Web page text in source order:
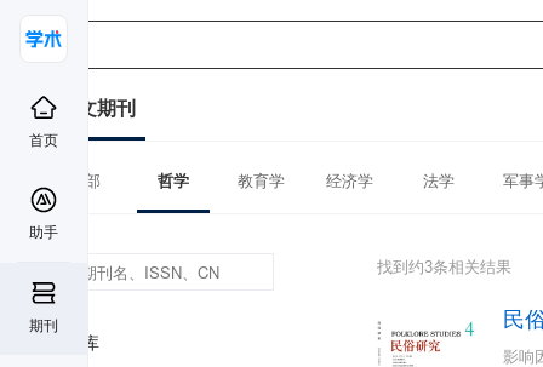
首页
助手
期刊
中文期刊
全部 哲学 教育学 经济学 法学 军事
数据库
找到约3条相关结果
民
影响